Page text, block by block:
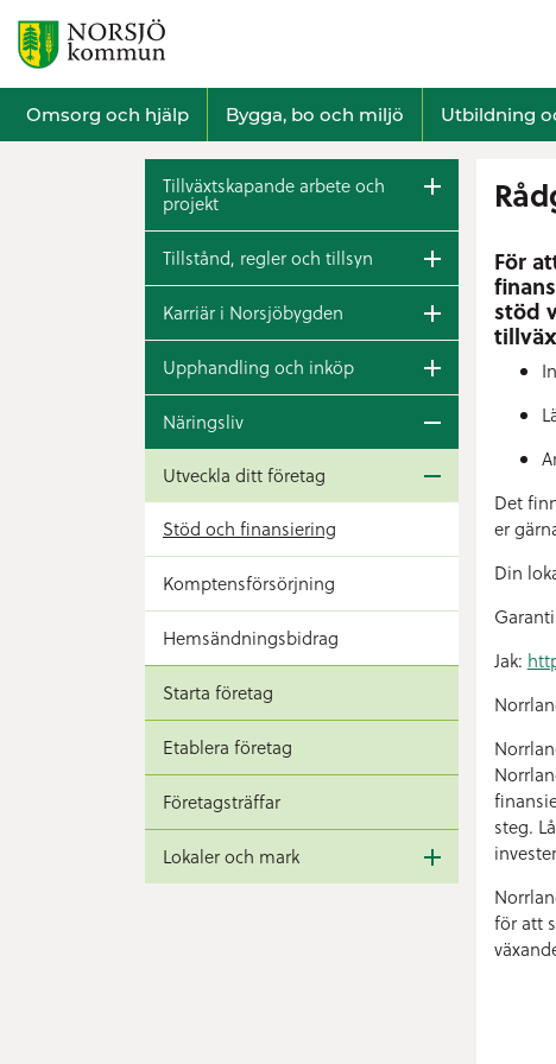
Omsorg och hjälp Bygga, bo och miljö Utbildning
Tillväxtskapande arbete och
projekt
Tillstånd, regler och tillsyn
Karriär i Norsjöbygden
Upphandling och inköp
Näringsliv
Utveckla ditt företag
Stöd och finansiering
Komptensförsörjning
Hemsändningsbidrag
Starta företag
Etablera företag
Företagsträffar
Lokaler och mark
För
stöd
Det
er
Din
Jak:
steg.
för att